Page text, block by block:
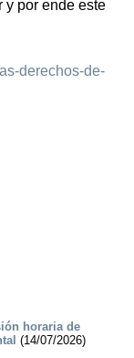
y por ende este
derechos-de-
horaria de
(14/07/2026)